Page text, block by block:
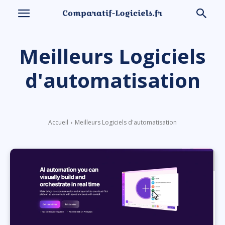
Meilleurs Logiciels
d'automatisation
Accueil Meilleurs Logiciels d'automatisation